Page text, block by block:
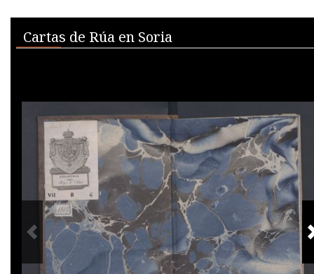
Media Viewer
Cartas de Rúa en Soria
PREVIOUS IMAGE